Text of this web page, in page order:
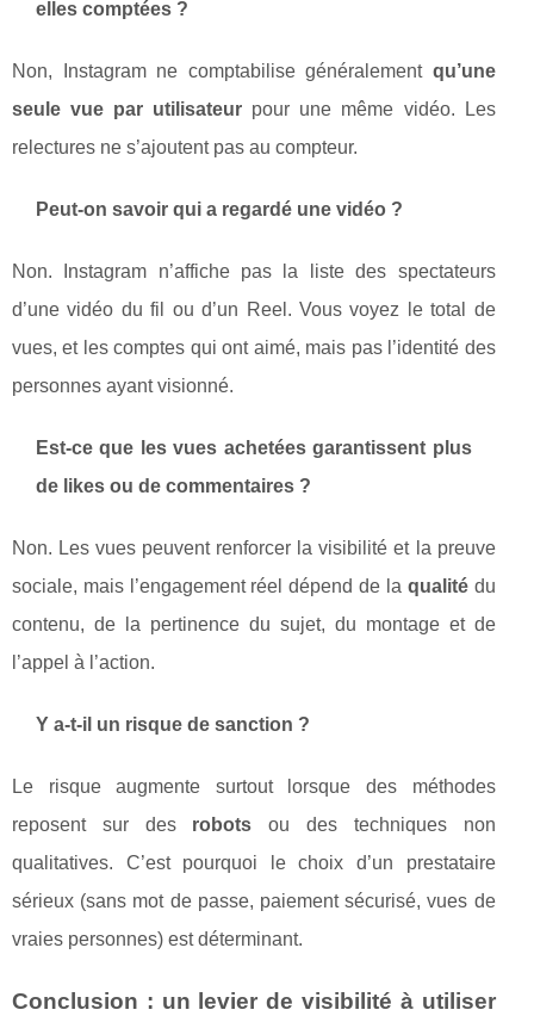
elles comptées ?
Non, Instagram ne comptabilise généralement qu’une
seule vue par utilisateur pour une même vidéo. Les
relectures ne s’ajoutent pas au compteur.
Peut-on savoir qui a regardé une vidéo ?
Non. Instagram n’affiche pas la liste des spectateurs
d’une vidéo du fil ou d’un Reel. Vous voyez le total de
vues, et les comptes qui ont aimé, mais pas l’identité des
personnes ayant visionné.
Est-ce que les vues achetées garantissent plus
de likes ou de commentaires ?
Non. Les vues peuvent renforcer la visibilité et la preuve
sociale, mais l’engagement réel dépend de la qualitédu
contenu, de la pertinence du sujet, du montage et de
l’appel à l’action.
Y a-t-il un risque de sanction ?
Le risque augmente surtout lorsque des méthodes
reposent sur des robots ou des techniques non
qualitatives. C’est pourquoi le choix d’un prestataire
sérieux (sans mot de passe, paiement sécurisé, vues de
vraies personnes) est déterminant.
Conclusion : un levier de visibilité à utiliser